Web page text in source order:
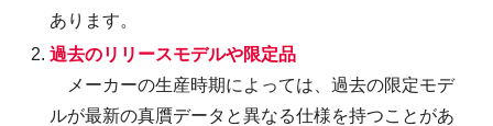
あります。
過去のリリースモデルや限定品
メーカーの生産時期によっては、過去の限定モデ
ルが最新の真贋データと異なる仕様を持つことがあ